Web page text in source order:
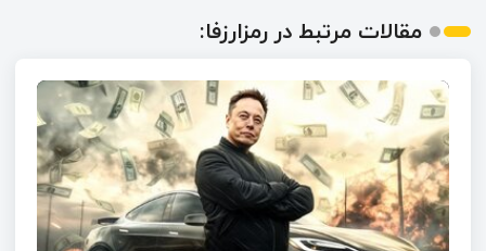
مقالات مرتبط در رمزارزفا: